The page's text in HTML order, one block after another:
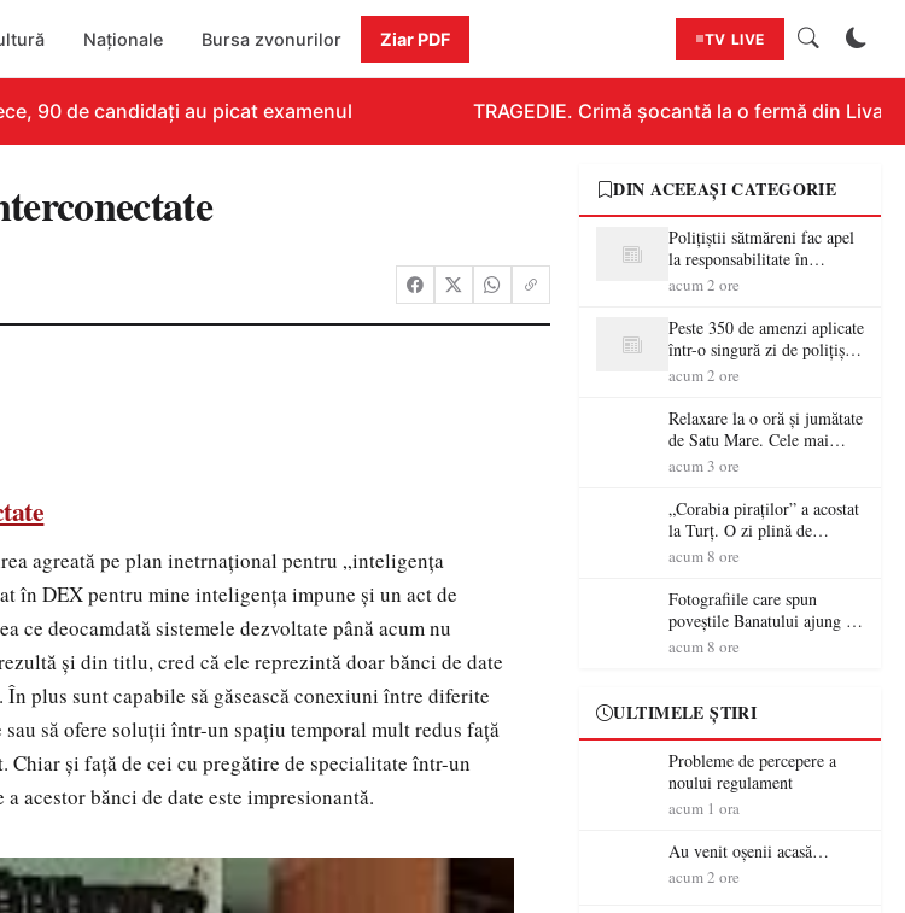
Naționale Bursa zvonurilor Ziar PDF TV LIVE
de candidați au picat examenul TRAGEDIE. Crimă șocantă la o fermă din
agreată pe plan inetrnațional pentru „inteligența
în DEX pentru mine inteligența impune și un act de
ce deocamdată sistemele dezvoltate până acum nu
și din titlu, cred că ele reprezintă doar bănci de date
plus sunt capabile să găsească conexiuni între diferite
să ofere soluții într-un spațiu temporal mult redus față
Chiar și față de cei cu pregătire de specialitate într-un
acestor bănci de date este impresionantă.
DIN ACEEAȘI CATEGORIE
Polițiștii sătmăreni fac apel
la responsabilitate în
trafic…
acum 2 ore
Peste 350 de amenzi aplicate
într-o singură zi de polițiștii
sătmăreni
acum 2 ore
Relaxare la o oră și jumătate
de Satu Mare. Cele mai
spectaculoase piscine
Maramureș, ideale pentru o
escapadă de vară
acum 3 ore
„Corabia piraților” a acostat
la Turț. O zi plină de
aventură și lecții despre
tabăra de vară
acum 8 ore
Fotografiile care spun
poveștile Banatului ajung la
Muzeul de Artă Satu Mare
acum 8 ore
ULTIMELE ȘTIRI
Probleme de percepere a
noului regulament
acum 1 ora
Au venit oșenii acasă…
acum 2 ore